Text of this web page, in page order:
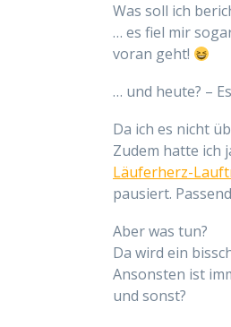
Was soll ich
… es fiel mir
voran geht!
… und heute? –
Da ich es nicht
Zudem hatte ich
Läuferherz-
pausiert.
Aber was tun?
Da wird ein
Ansonsten ist
und sonst?